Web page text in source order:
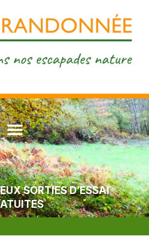
SORTIES D’ESSAI